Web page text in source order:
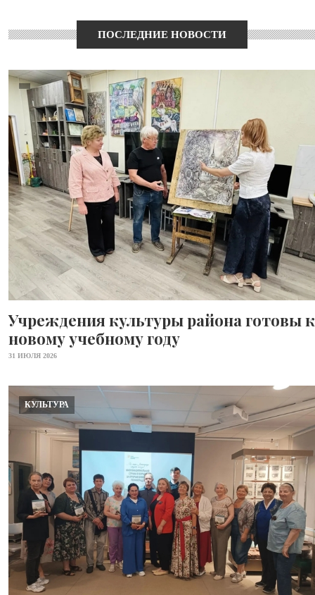
ПОСЛЕДНИЕ НОВОСТИ
Учреждения культуры района готовы к
новому учебному году
31 ИЮЛЯ 2026
КУЛЬТУРА